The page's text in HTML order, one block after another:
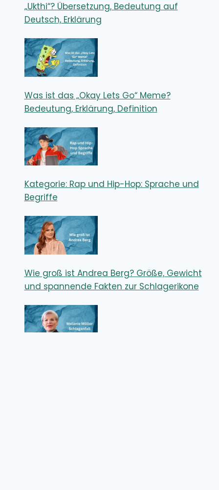
„Ukthi“? Übersetzung, Bedeutung auf
Deutsch, Erklärung
Was ist das „Okay Lets Go“ Meme?
Bedeutung, Erklärung, Definition
Kategorie: Rap und Hip-Hop: Sprache und
Begriffe
Wie groß ist Andrea Berg? Größe, Gewicht
und spannende Fakten zur Schlagerikone